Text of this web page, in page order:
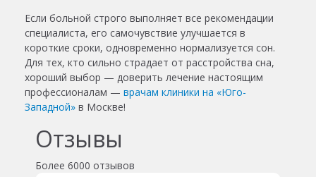
Если больной строго выполняет все рекомендации
специалиста, его самочувствие улучшается в
короткие сроки, одновременно нормализуется сон.
Для тех, кто сильно страдает от расстройства сна,
хороший выбор — доверить лечение настоящим
профессионалам — врачам клиники на «Юго-
Западной» в Москве!
Отзывы
Более 6000 отзывов